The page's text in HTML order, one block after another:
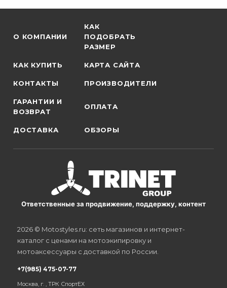
О КОМПАНИИ
КАК
ПОДОБРАТЬ
РАЗМЕР
КАК КУПИТЬ КАРТА САЙТА
КОНТАКТЫ ПРОИЗВОДИТЕЛИ
ГАРАНТИИ И
ВОЗВРАТ
ОПЛАТА
ДОСТАВКА ОБЗОРЫ
Ответственные за продвижение, поддержку, контент
2026 © Motostyles.ru: сеть магазинов и интернет-
каталог с ценами на мотоэкипировку и
мотоаксессуары с доставкой по России.
+7(985) 475-07-77
Москва, г. , ТРК СпортЕХ